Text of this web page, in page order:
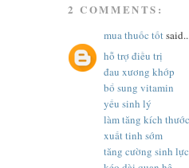
2 COMMENTS:
mua thuốc tốt said...
hỗ trợ điều trị
đau xương khớp
bổ sung vitamin
yếu sinh lý
làm tăng kích
xuất tinh sớm
tăng cường sinh lực